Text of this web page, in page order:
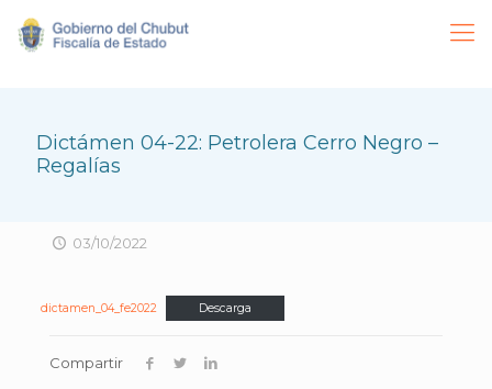
Dictámen 04-22: Petrolera Cerro Negro –
Regalías
03/10/2022
dictamen_04_fe2022 Descarga
Compartir